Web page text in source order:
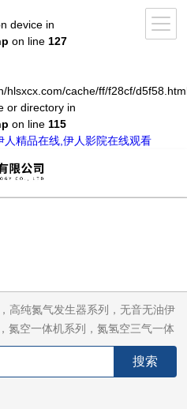
device in
on line 127
hlsxcx.com/cache/ff/f28cf/
or directory in
on line 115
精品在线,伊人影院在线观看
高纯氮气发生器系列，无音无油伊
氮空一体机系列，氮氢空三气一体
本DKK-TOA水质分析，水质检测
DO计，电导计，多功能计，